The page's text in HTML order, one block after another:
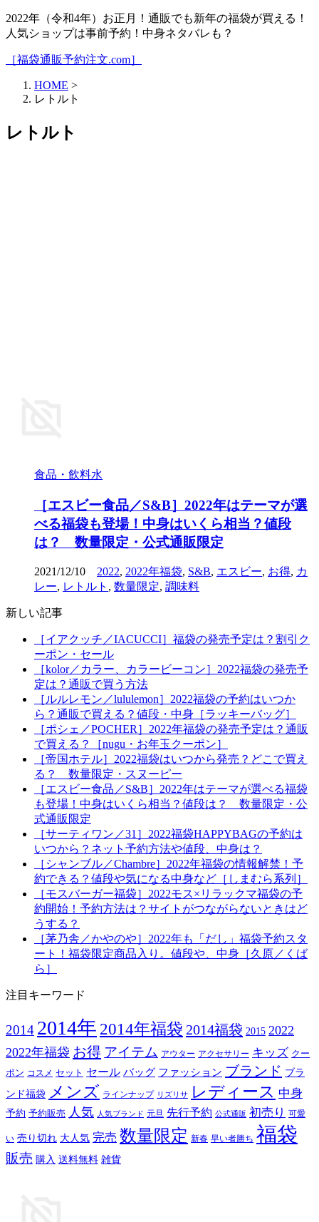
2022年（令和4年）お正月！通販でも新年の福袋が買える！
人気ショップは事前予約！中身ネタバレも？
［福袋通販予約注文.com］
HOME >
レトルト
レトルト
食品・飲料水
［エスビー食品／S&B］2022年はテーマが選
べる福袋も登場！中身はいくら相当？値段
は？ 数量限定・公式通販限定
2021/12/10 2022, 2022年福袋, S&B, エスビー, お得, カ
レー, レトルト , 数量限定, 調味料
新しい記事
［イアクッチ／IACUCCI］福袋の発売予定は？割引ク
ーポン・セール
［kolor／カラー、カラービーコン］2022福袋の発売予
定は？通販で買う方法
［ルルレモン／lululemon］2022福袋の予約はいつか
ら？通販で買える？値段・中身［ラッキーバッグ］
［ポシェ／POCHER］2022年福袋の発売予定は？通販
で買える？［nugu・お年玉クーポン］
［帝国ホテル］2022福袋はいつから発売？どこで買え
る？ 数量限定・スヌーピー
［エスビー食品／S&B］2022年はテーマが選べる福袋
も登場！中身はいくら相当？値段は？ 数量限定・公
式通販限定
［サーティワン／31］2022福袋HAPPYBAGの予約は
いつから？ネット予約方法や値段、中身は？
［シャンブル／Chambre］2022年福袋の情報解禁！予
約できる？値段や気になる中身など［しまむら系列］
［モスバーガー福袋］2022モス×リラックマ福袋の予
約開始！予約方法は？サイトがつながらないときはど
うする？
［茅乃舎／かやのや］2022年も「だし」福袋予約スタ
ート！福袋限定商品入り。値段や、中身［久原／くば
ら］
注目キーワード
2014 2014年 2014年福袋 2014福袋 2015 2022
2022年福袋 お得 アイテム アウター アクセサリー キッズ クー
ポン コスメ セット セール バッグ ファッション ブランド ブラ
ンド福袋 メンズ ラインナップ リズリサ レディース 中身
予約 予約販売 人気 人気ブランド 元旦 先行予約 公式通販 初売り 可愛
い 売り切れ 大人気 完売 数量限定 新春 早い者勝ち 福袋
販売 購入 送料無料 雑貨